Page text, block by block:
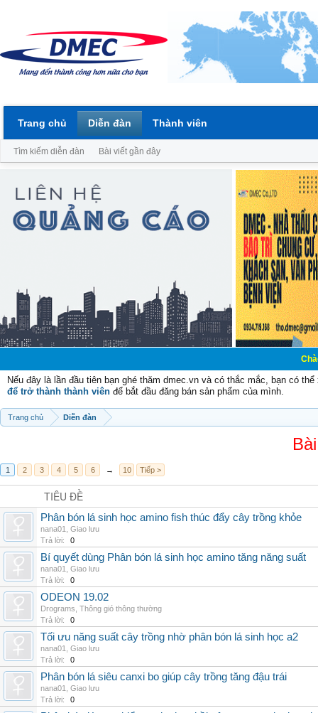
Chào mừng
Nếu đây là lần đầu tiên bạn ghé thăm dmec.vn và có thắc mắc, bạn có
để trở thành thành viên để bắt đầu đăng bán sản phẩm của mình.
Trang chủ Diễn đàn
1 2 3 4 5 6 → 10 Tiếp >
TIÊU ĐỀ
Phân bón lá sinh học amino fish thúc đẩy cây trồng khỏe
nana01
Giao lưu
Trả lời:
0
Bí quyết dùng Phân bón lá sinh học amino tăng năng suất
nana01
Giao lưu
Trả lời:
0
ODEON 19.02
Drograms Thông gió thông thường
Trả lời:
0
Tối ưu năng suất cây trồng nhờ phân bón lá sinh học a2
nana01
Giao lưu
Trả lời:
0
Phân bón lá siêu canxi bo giúp cây trồng tăng đậu trái
nana01
Giao lưu
Trả lời:
0
Trang chủ Diễn đàn
Tìm kiếm diễn đàn Bài viết gần đây
Thành viên